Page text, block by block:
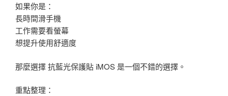
如果你是：
長時間滑手機
工作需要看螢幕
想提升使用舒適度
那麼選擇 抗藍光保護貼 iMOS 是一個不錯的選擇。
重點整理：